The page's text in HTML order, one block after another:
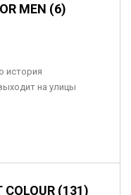
MEN (6)
история
на улицы
COLOUR (131)